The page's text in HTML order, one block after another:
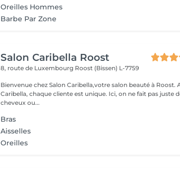
Oreilles Hommes
Barbe Par Zone
Salon Caribella Roost
8, route de Luxembourg Roost (Bissen) L-7759
Bienvenue chez Salon Caribella,votre salon beauté à Roost. Au Salon
Caribella, chaque cliente est unique. Ici, on ne fait pas juste des
cheveux ou...
Bras
Aisselles
Oreilles